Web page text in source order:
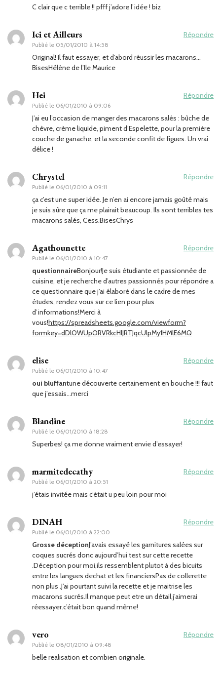
C clair que c terrible !! pfff j’adore l’idée ! biz
Ici et Ailleurs
Publié le 05/01/2010 à 14:58
Répondre
Original! Il faut essayer, et d’abord réussir les macarons…
BisesHélène de l’Ile Maurice
Hei
Publié le 06/01/2010 à 09:06
Répondre
J’ai eu l’occasion de manger des macarons salés : bûche de
chèvre, crème liquide, piment d’Espelette, pour la première
couche de ganache, et la seconde confit de figues. Un vrai
délice !
Chrystel
Publié le 06/01/2010 à 09:11
Répondre
ça c’est une super idée. Je n’en ai encore jamais goûté mais
je suis sûre que ça me plairait beaucoup. Ils sont terribles tes
macarons salés, Cess.BisesChrys
Agathounette
Publié le 06/01/2010 à 10:47
Répondre
questionnaireBonjour!Je suis étudiante et passionnée de
cuisine, et je recherche d’autres passionnés pour répondre a
ce questionnaire que j’ai élaboré dans le cadre de mes
études, rendez vous sur ce lien pour plus
d’informations!Merci à
vous!https://spreadsheets.google.com/viewform?
formkey=dDlOWUpORVRkcHlJRTJqcUlpMy1HMlE6MQ
elise
Publié le 06/01/2010 à 10:47
Répondre
oui bluffantune découverte certainement en bouche !!! faut
que j’essais…merci
Blandine
Publié le 06/01/2010 à 18:28
Répondre
Superbes! ça me donne vraiment envie d’essayer!
marmitedecathy
Publié le 06/01/2010 à 20:51
Répondre
j’étais invitée mais c’était u peu loin pour moi
DINAH
Publié le 06/01/2010 à 22:00
Répondre
Grosse déceptionJ’avais essayé les garnitures salées sur
coques sucrés donc aujourd’hui test sur cette recette
.Déception pour moi,ils ressemblent plutot à des bicuits
entre les langues dechat et les financiersPas de collerette
non plus .J’ai pourtant suivi la recette et je maitrise les
macarons sucrés.Il manque peut etre un détail,j’aimerai
réessayer.c’était bon quand même!
vero
Publié le 08/01/2010 à 09:48
Répondre
belle realisation et combien originale.